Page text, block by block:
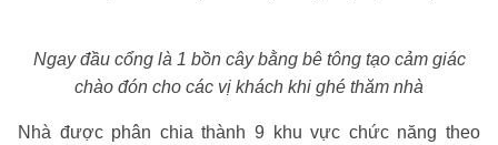
Ngay đầu cổng là 1 bồn cây bằng bê tông tạo cảm giác
chào đón cho các vị khách khi ghé thăm nhà
Nhà được phân chia thành 9 khu vực chức năng theo